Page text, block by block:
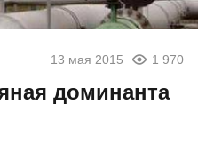
13 мая 2015 1 970
доминанта